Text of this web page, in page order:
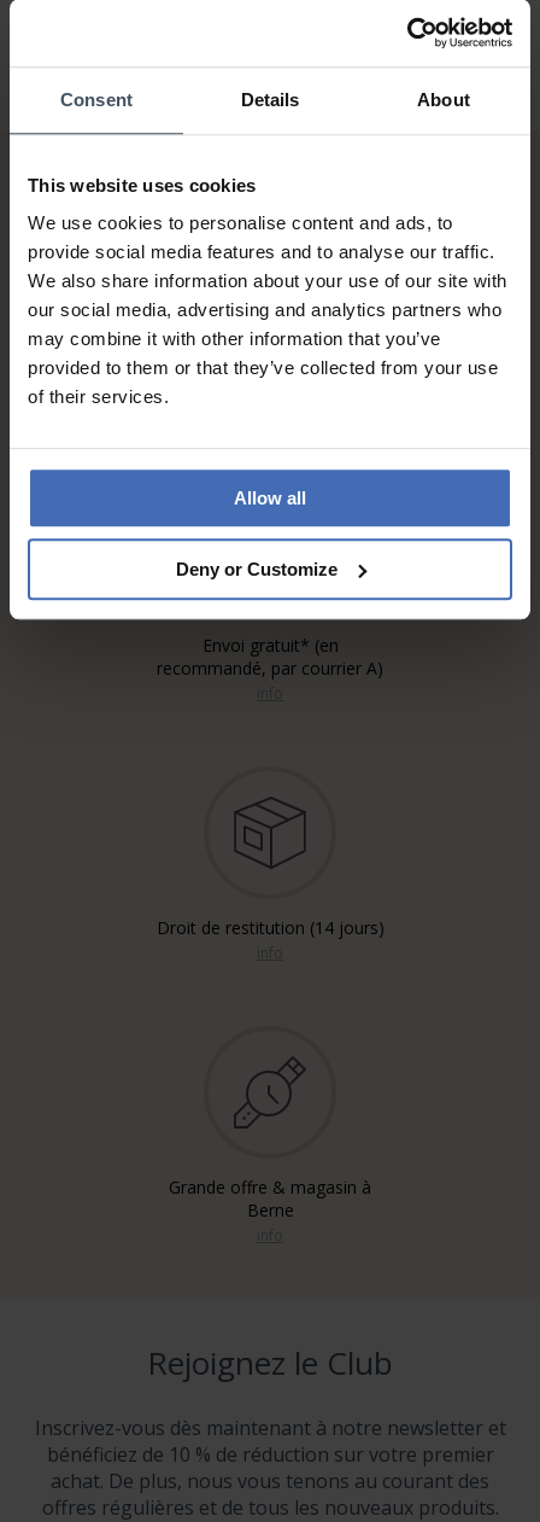
Consent Details About
This website uses cookies
We use cookies to personalise content and ads, to
provide social media features and to analyse our traffic.
We also share information about your use of our site with
our social media, advertising and analytics partners who
may combine it with other information that you’ve
provided to them or that they’ve collected from your use
of their services.
Allow all
Deny or Customize
Sur facture et paiement
échelonné (jusqu’à CHF
5'000.-)
Envoi gratuit* (en
recommandé, par courrier A)
Droit de restitution (14 jours)
Grande offre & magasin à
Berne
Rejoignez le Club
Inscrivez-vous dès maintenant à notre newsletter et
bénéficiez de 10 % de réduction sur votre premier
achat. De plus, nous vous tenons au courant des
offres régulières et de tous les nouveaux produits.